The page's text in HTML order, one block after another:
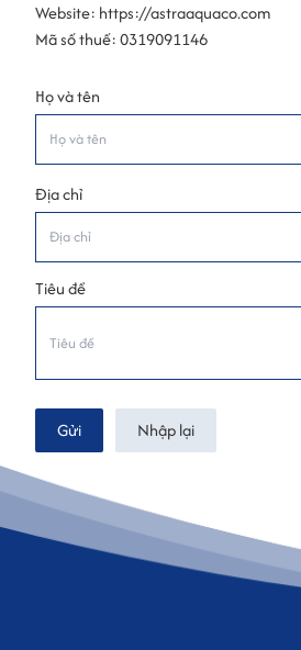
Website: https://astraaquaco.com
Mã số thuế: 0319091146
Họ và tên
Địa chỉ
Tiêu đề